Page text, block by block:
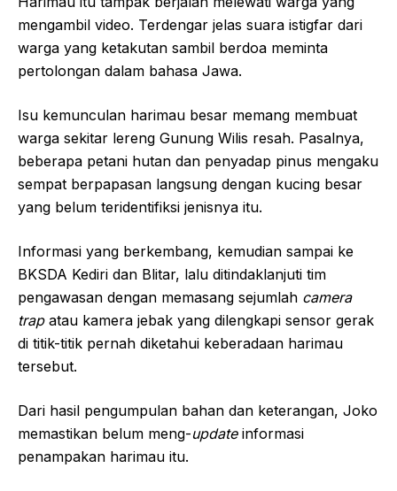
mengambil video. Terdengar jelas suara istigfar dari
warga yang ketakutan sambil berdoa meminta
pertolongan dalam bahasa Jawa.
Isu kemunculan harimau besar memang membuat
warga sekitar lereng Gunung Wilis resah. Pasalnya,
beberapa petani hutan dan penyadap pinus mengaku
sempat berpapasan langsung dengan kucing besar
yang belum teridentifiksi jenisnya itu.
Informasi yang berkembang, kemudian sampai ke
BKSDA Kediri dan Blitar, lalu ditindaklanjuti tim
pengawasan dengan memasang sejumlah camera
trapatau kamera jebak yang dilengkapi sensor gerak
di titik-titik pernah diketahui keberadaan harimau
tersebut.
Dari hasil pengumpulan bahan dan keterangan, Joko
memastikan belum meng-updateinformasi
penampakan harimau itu.